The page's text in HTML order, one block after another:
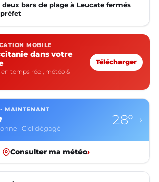
deux bars de plage à Leucate fermés
MOBILE
dans votre
temps réel, météo &
Télécharger
MAINTENANT
· Ciel dégagé
28° ›
Consulter ma météo›